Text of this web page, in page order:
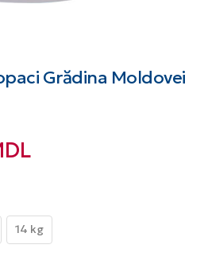
Grădina Moldovei
14 kg